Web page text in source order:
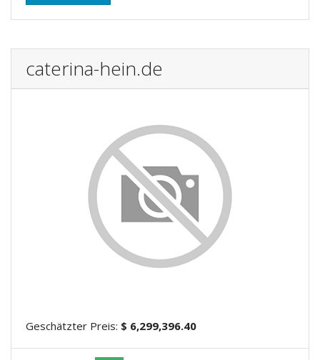
caterina-hein.de
Geschätzter Preis: $ 6,299,396.40